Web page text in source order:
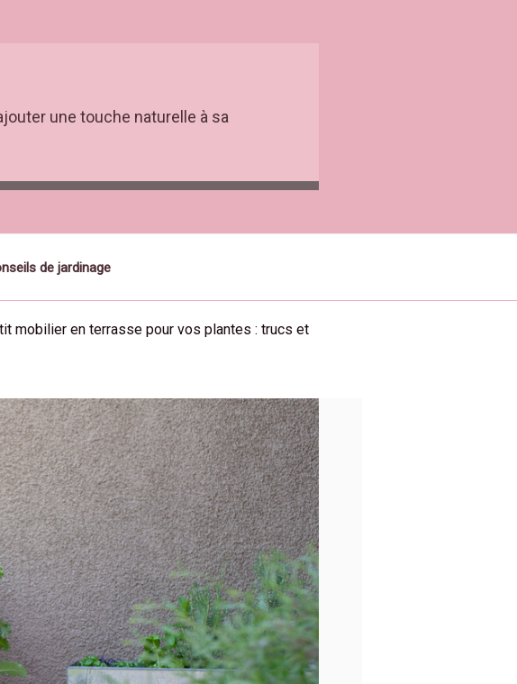
une touche naturelle à sa
de jardinage
mobilier en terrasse pour vos plantes : trucs et